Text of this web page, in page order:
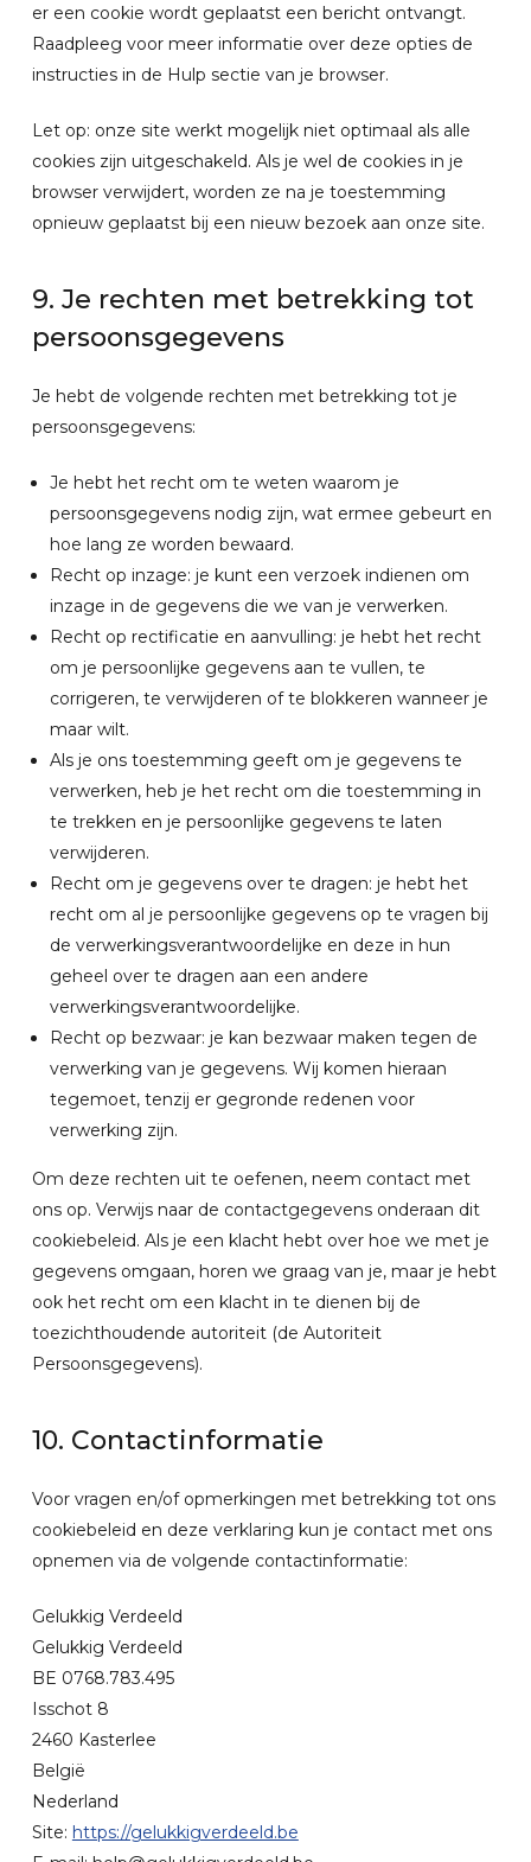
er een cookie wordt geplaatst een bericht ontvangt.
Raadpleeg voor meer informatie over deze opties de
instructies in de Hulp sectie van je browser.
Let op: onze site werkt mogelijk niet optimaal als alle
cookies zijn uitgeschakeld. Als je wel de cookies in je
browser verwijdert, worden ze na je toestemming
opnieuw geplaatst bij een nieuw bezoek aan onze site.
9. Je rechten met betrekking tot
persoonsgegevens
Je hebt de volgende rechten met betrekking tot je
persoonsgegevens:
Je hebt het recht om te weten waarom je
persoonsgegevens nodig zijn, wat ermee gebeurt en
hoe lang ze worden bewaard.
Recht op inzage: je kunt een verzoek indienen om
inzage in de gegevens die we van je verwerken.
Recht op rectificatie en aanvulling: je hebt het recht
om je persoonlijke gegevens aan te vullen, te
corrigeren, te verwijderen of te blokkeren wanneer je
maar wilt.
Als je ons toestemming geeft om je gegevens te
verwerken, heb je het recht om die toestemming in
te trekken en je persoonlijke gegevens te laten
verwijderen.
Recht om je gegevens over te dragen: je hebt het
recht om al je persoonlijke gegevens op te vragen bij
de verwerkingsverantwoordelijke en deze in hun
geheel over te dragen aan een andere
verwerkingsverantwoordelijke.
Recht op bezwaar: je kan bezwaar maken tegen de
verwerking van je gegevens. Wij komen hieraan
tegemoet, tenzij er gegronde redenen voor
verwerking zijn.
Om deze rechten uit te oefenen, neem contact met
ons op. Verwijs naar de contactgegevens onderaan dit
cookiebeleid. Als je een klacht hebt over hoe we met je
gegevens omgaan, horen we graag van je, maar je hebt
ook het recht om een klacht in te dienen bij de
toezichthoudende autoriteit (de Autoriteit
Persoonsgegevens).
10. Contactinformatie
Voor vragen en/of opmerkingen met betrekking tot ons
cookiebeleid en deze verklaring kun je contact met ons
opnemen via de volgende contactinformatie:
Gelukkig Verdeeld
Gelukkig Verdeeld
BE 0768.783.495
Isschot 8
2460 Kasterlee
België
Nederland
Site: https://gelukkigverdeeld.be